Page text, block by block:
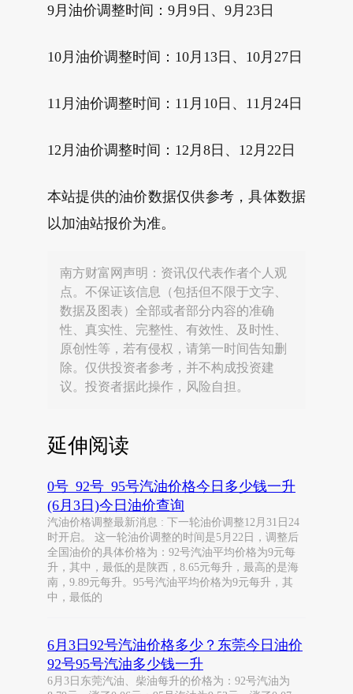
9月油价调整时间：9月9日、9月23日
10月油价调整时间：10月13日、10月27日
11月油价调整时间：11月10日、11月24日
12月油价调整时间：12月8日、12月22日
本站提供的油价数据仅供参考，具体数据
以加油站报价为准。
南方财富网声明：资讯仅代表作者个人观
点。不保证该信息（包括但不限于文字、
数据及图表）全部或者部分内容的准确
性、真实性、完整性、有效性、及时性、
原创性等，若有侵权，请第一时间告知删
除。仅供投资者参考，并不构成投资建
议。投资者据此操作，风险自担。
延伸阅读
0号_92号_95号汽油价格今日多少钱一升
(6月3日)今日油价查询
汽油价格调整最新消息 : 下一轮油价调整12月31日24
时开启。 这一轮油价调整的时间是5月22日，调整后
全国油价的具体价格为：92号汽油平均价格为9元每
升，其中，最低的是陕西，8.65元每升，最高的是海
南，9.89元每升。95号汽油平均价格为9元每升，其
中，最低的
6月3日92号汽油价格多少？东莞今日油价
92号95号汽油多少钱一升
6月3日东莞汽油、柴油每升的价格为：92号汽油为